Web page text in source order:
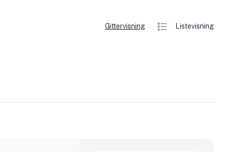
Gittervisning Listevisning